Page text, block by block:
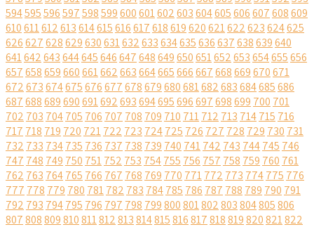
594595596597598599600601602603604605606607608609
610611612613614615616617618619620621622623624625
626627628629630631632633634635636637638639640
641642643644645646647648649650651652653654655656
657658659660661662663664665666667668669670671
672673674675676677678679680681682683684685686
687688689690691692693694695696697698699 700 701
702 703 704705 706 707 708 709 710 711712 713 714715 716
717 718 719 720 721722 723 724725 726 727 728 729 730 731
732 733 734735 736 737 738 739 740 741742 743 744745 746
747 748 749 750 751752 753 754755 756 757 758 759 760 761
762 763 764765 766 767 768 769 770 771772 773 774775 776
777 778 779 780 781782 783 784785 786 787 788 789 790 791
792 793 794795 796 797 798 799800801802803804805806
807808809810811812813814815816817818819820821822